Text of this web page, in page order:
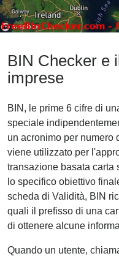
BIN Checker e
imprese
BIN, le prime 6 cifre di
speciale
un acronimo per numero
viene utilizzato per
transazione basata carta
lo specifico obiettivo
scheda di Validità, BIN
quali il prefisso di una
di ottenere alcune
Quando un utente,